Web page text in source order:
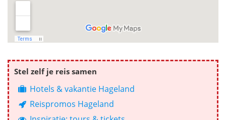
Stel zelf je reis samen
Hotels & vakantie Hageland
Reispromos Hageland